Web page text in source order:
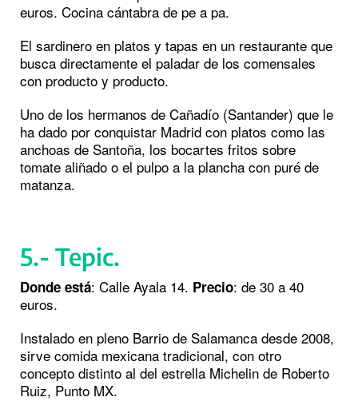
euros. Cocina cántabra de pe a pa.
El sardinero en platos y tapas en un restaurante que
busca directamente el paladar de los comensales
con producto y producto.
Uno de los hermanos de Cañadío (Santander) que le
ha dado por conquistar Madrid con platos como las
anchoas de Santoña, los bocartes fritos sobre
tomate aliñado o el pulpo a la plancha con puré de
matanza.
5.- Tepic.
Donde está: Calle Ayala 14. Precio: de 30 a 40
euros.
Instalado en pleno Barrio de Salamanca desde 2008,
sirve comida mexicana tradicional, con otro
concepto distinto al del estrella Michelin de Roberto
Ruiz, Punto MX.